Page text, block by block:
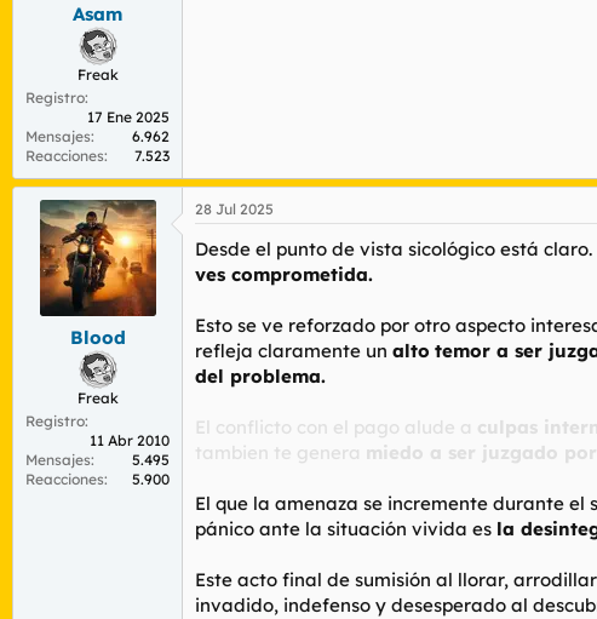
Asam
Freak
Registro
17 Ene 2025
Mensajes
6.962
Reacciones
7.523
Blood
Freak
Registro
11 Abr 2010
Mensajes
5.495
Reacciones
5.900
28 Jul 2025
Desde el punto de vista sicológico está
ves comprometida.
Esto se ve reforzado por otro aspecto
refleja claramente un alto temor a ser
del problema.
El conflicto con el pago alude a culpas
tambien te genera miedo a ser juzgado
El que la amenaza se incremente durante
pánico ante la situación vivida es la
Este acto final de sumisión al llorar,
invadido, indefenso y desesperado al